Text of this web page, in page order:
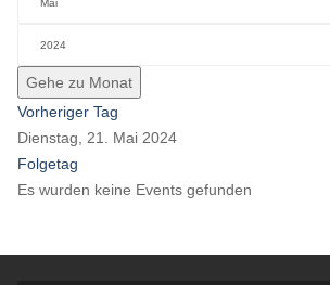
Gehe zu Monat
Vorheriger Tag
Dienstag, 21. Mai 2024
Folgetag
Es wurden keine Events gefunden